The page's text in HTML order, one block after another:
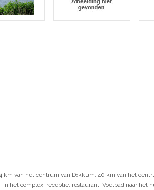
km van het centrum van Dokkum, 40 km van het
het complex: receptie, restaurant. Voetpad naar het